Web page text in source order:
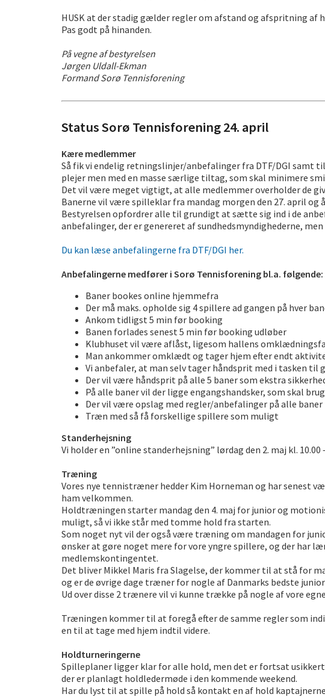
HUSK at der stadig gælder regler om afstand og afspritning af
Pas godt på hinanden.
På vegne af bestyrelsen
Jørgen Uldall-Ekman
Formand Sorø Tennisforening
Status Sorø Tennisforening 24. april
Kære medlemmer
Så fik vi endelig retningslinjer/anbefalinger fra DTF/DGI samt
plejer men med en masse særlige tiltag, som skal minimere
Det vil være meget vigtigt, at alle medlemmer overholder de
Banerne vil være spilleklar fra mandag morgen den 27. april og
Bestyrelsen opfordrer alle til grundigt at sætte sig ind i de
anbefalinger, der er genereret af sundhedsmyndighederne,
Du kan læse anbefalingerne fra DTF/DGI her.
Anbefalingerne medfører i Sorø Tennisforening bl.a. følgende:
Baner bookes online hjemmefra
Der må maks. opholde sig 4 spillere ad gangen på hver
Ankom tidligst 5 min før booking
Banen forlades senest 5 min før booking udløber
Klubhuset vil være aflåst, ligesom hallens
Man ankommer omklædt og tager hjem efter endt
Vi anbefaler, at man selv tager håndsprit med i tasken til
Der vil være håndsprit på alle 5 baner som ekstra
På alle baner vil der ligge engangshandsker, som skal
Der vil være opslag med regler/anbefalinger på alle baner
Træn med så få forskellige spillere som muligt
Standerhejsning
Vi holder en ”online standerhejsning” lørdag den 2. maj kl.
Træning
Vores nye tennistræner hedder Kim Horneman og har senest
ham velkommen.
Holdtræningen starter mandag den 4. maj for junior og
muligt, så vi ikke står med tomme hold fra starten.
Som noget nyt vil der også være træning om mandagen for
ønsker at gøre noget mere for vore yngre spillere, og der har
medlemskontingentet.
Det bliver Mikkel Maris fra Slagelse, der kommer til at stå for
og er de øvrige dage træner for nogle af Danmarks bedste
Ud over disse 2 trænere vil vi kunne trække på nogle af vore
Træningen kommer til at foregå efter de samme regler som
en til at tage med hjem indtil videre.
Holdturneringerne
Spilleplaner ligger klar for alle hold, men det er fortsat
der er planlagt holdledermøde i den kommende weekend.
Har du lyst til at spille på hold så kontakt en af hold